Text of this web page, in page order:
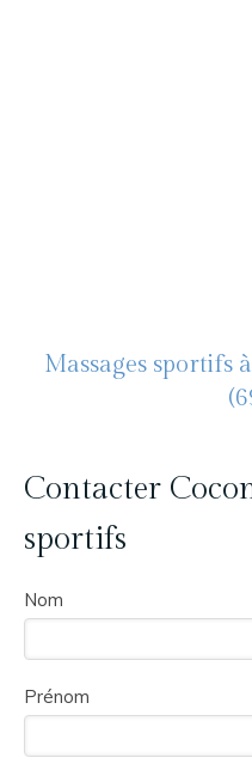
Massages sportifs
Contacter
sportifs
Nom
Prénom